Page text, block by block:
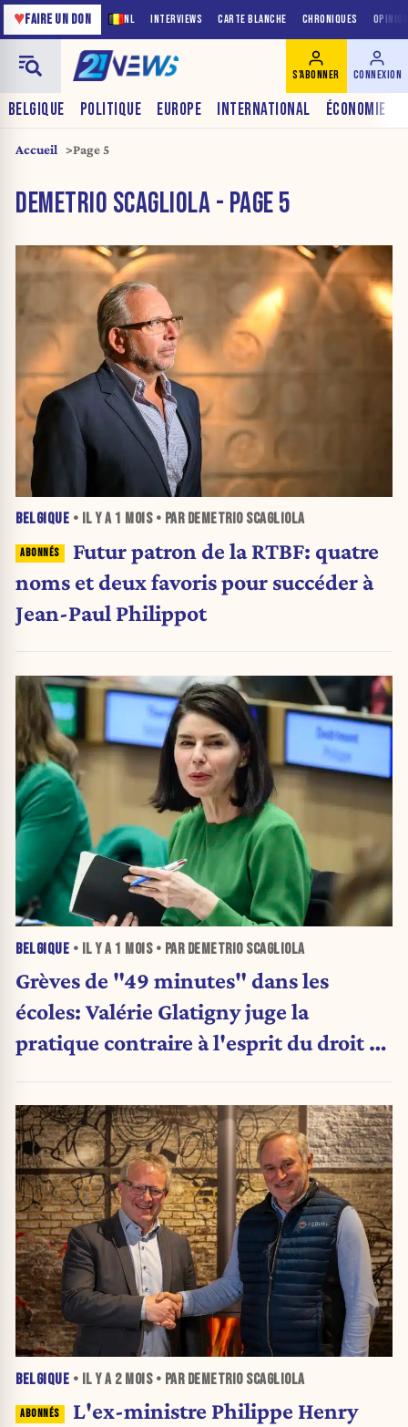
NL INTERVIEWS CARTE BLANCHE CHRONIQUES
♥FAIRE UN DON
BELGIQUE POLITIQUE EUROPE INTERNATIONAL ÉCONOMIE
S'ABONNER CONNEXION
Accueil Page 5
DEMETRIO SCAGLIOLA - PAGE 5
BELGIQUE • IL Y A 1 MOIS• PAR DEMETRIO SCAGLIOLA
Futur patron de la RTBF: quatre
noms et deux favoris pour succéder à
Jean-Paul Philippot
BELGIQUE • IL Y A 1 MOIS• PAR DEMETRIO SCAGLIOLA
Grèves de "49 minutes" dans les
écoles: Valérie Glatigny juge la
pratique contraire à l'esprit du droit de
BELGIQUE • IL Y A 2 MOIS• PAR DEMETRIO SCAGLIOLA
L'ex-ministre Philippe Henry